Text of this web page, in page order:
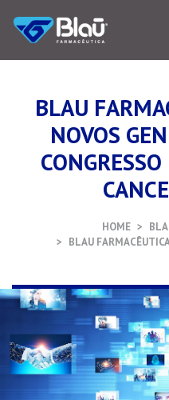
BLAU
NOVOS
HOME
BLAU